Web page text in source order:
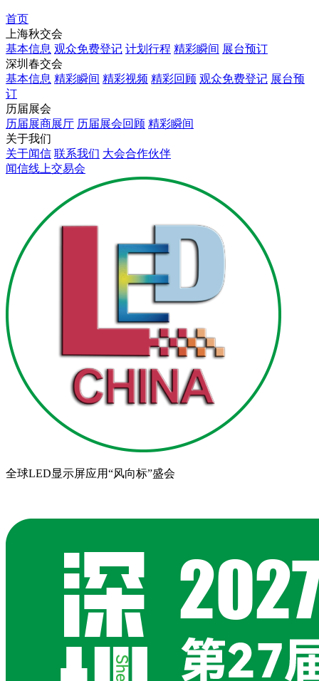
首页
上海秋交会
基本信息 观众免费登记 计划行程 精彩瞬间 展台预订
深圳春交会
基本信息 精彩瞬间 精彩视频 精彩回顾 观众免费登记 展台预
订
历届展会
历届展商展厅 历届展会回顾 精彩瞬间
关于我们
关于闻信 联系我们 大会合作伙伴
闻信线上交易会
全球LED显示屏应用“风向标”盛会